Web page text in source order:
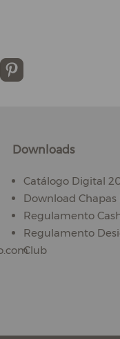
.
Downloads
Catálogo Digital
Download Chapas
Regulamento
Regulamento
Club